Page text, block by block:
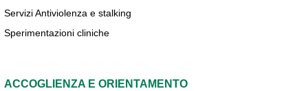
Servizi Antiviolenza e stalking
Sperimentazioni cliniche
ACCOGLIENZA E ORIENTAMENTO